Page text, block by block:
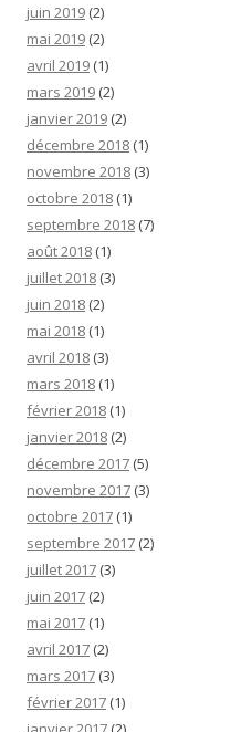
juin 2019 (2)
mai 2019 (2)
avril 2019 (1)
mars 2019 (2)
janvier 2019 (2)
décembre 2018 (1)
novembre 2018 (3)
octobre 2018 (1)
septembre 2018 (7)
août 2018 (1)
juillet 2018 (3)
juin 2018 (2)
mai 2018 (1)
avril 2018 (3)
mars 2018 (1)
février 2018 (1)
janvier 2018 (2)
décembre 2017 (5)
novembre 2017 (3)
octobre 2017 (1)
septembre 2017 (2)
juillet 2017 (3)
juin 2017 (2)
mai 2017 (1)
avril 2017 (2)
mars 2017 (3)
février 2017 (1)